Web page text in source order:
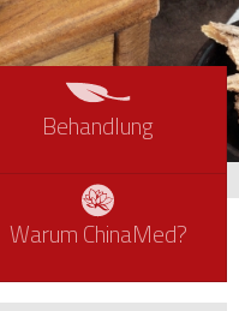
Behandlung
Warum ChinaMed?